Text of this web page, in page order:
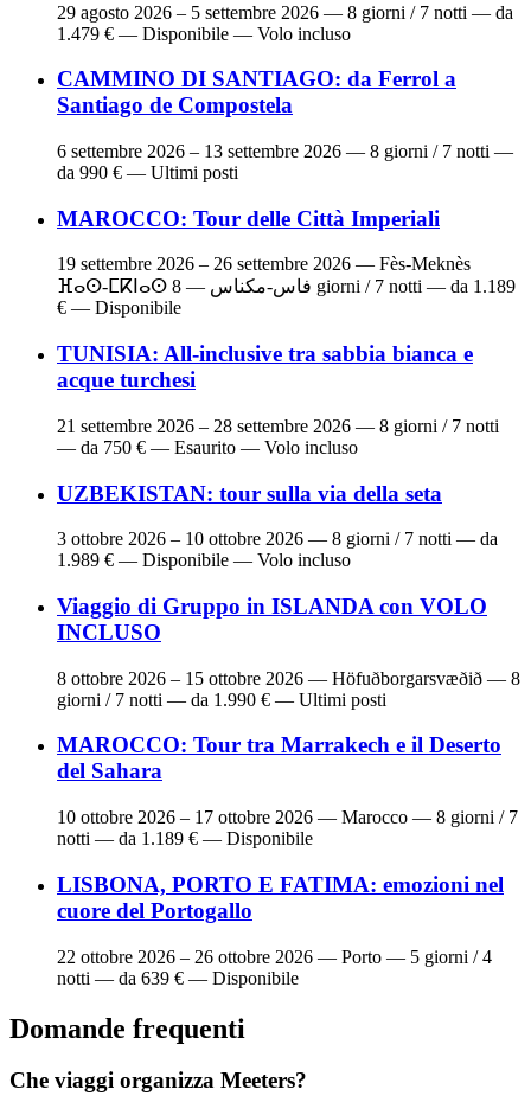
29 agosto 2026 – 5 settembre 2026 — 8 giorni / 7 notti — da
1.479 € — Disponibile — Volo incluso
CAMMINO DI SANTIAGO: da Ferrol a
Santiago de Compostela
6 settembre 2026 – 13 settembre 2026 — 8 giorni / 7 notti —
da 990 € — Ultimi posti
MAROCCO: Tour delle Città Imperiali
19 settembre 2026 – 26 settembre 2026 — Fès-Meknès
ⴼⴰⵙ-ⵎⴽⵏⴰⵙ فاس-مكناس — 8 giorni / 7 notti — da 1.189
€ — Disponibile
TUNISIA: All-inclusive tra sabbia bianca e
acque turchesi
21 settembre 2026 – 28 settembre 2026 — 8 giorni / 7 notti
— da 750 € — Esaurito — Volo incluso
UZBEKISTAN: tour sulla via della seta
3 ottobre 2026 – 10 ottobre 2026 — 8 giorni / 7 notti — da
1.989 € — Disponibile — Volo incluso
Viaggio di Gruppo in ISLANDA con VOLO
INCLUSO
8 ottobre 2026 – 15 ottobre 2026 — Höfuðborgarsvæðið — 8
giorni / 7 notti — da 1.990 € — Ultimi posti
MAROCCO: Tour tra Marrakech e il Deserto
del Sahara
10 ottobre 2026 – 17 ottobre 2026 — Marocco — 8 giorni / 7
notti — da 1.189 € — Disponibile
LISBONA, PORTO E FATIMA: emozioni nel
cuore del Portogallo
22 ottobre 2026 – 26 ottobre 2026 — Porto — 5 giorni / 4
notti — da 639 € — Disponibile
Domande frequenti
Che viaggi organizza Meeters?